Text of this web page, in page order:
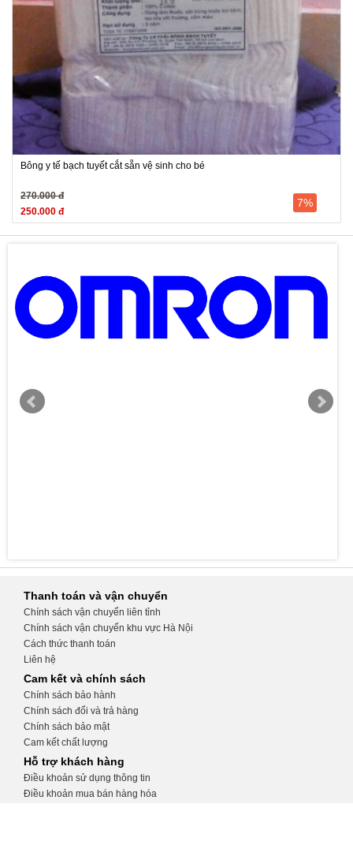
Bông y tế bạch tuyết cắt sẵn vệ sinh cho bé
270.000 đ
250.000 đ
7%
Thanh toán và vận chuyển
Chính sách vận chuyển liên tỉnh
Chính sách vận chuyển khu vực Hà Nội
Cách thức thanh toán
Liên hệ
Cam kết và chính sách
Chính sách bảo hành
Chính sách đổi và trả hàng
Chính sách bảo mật
Cam kết chất lượng
Hỗ trợ khách hàng
Điều khoản sử dụng thông tin
Điều khoản mua bán hàng hóa